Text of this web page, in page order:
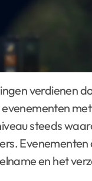
steeds
en het